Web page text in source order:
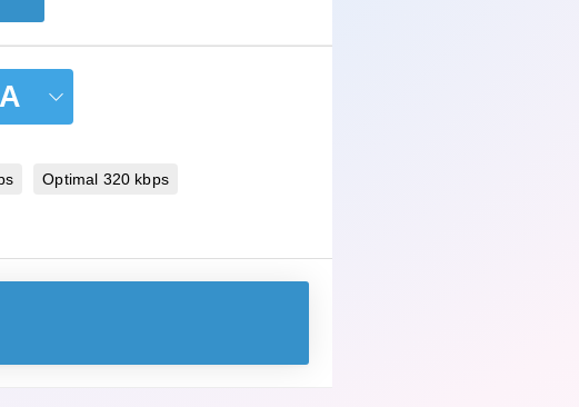
Optimal 320 kbps